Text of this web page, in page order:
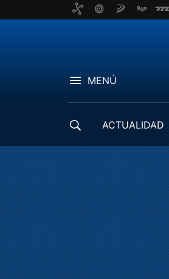
MENÚ
ACTUALIDAD